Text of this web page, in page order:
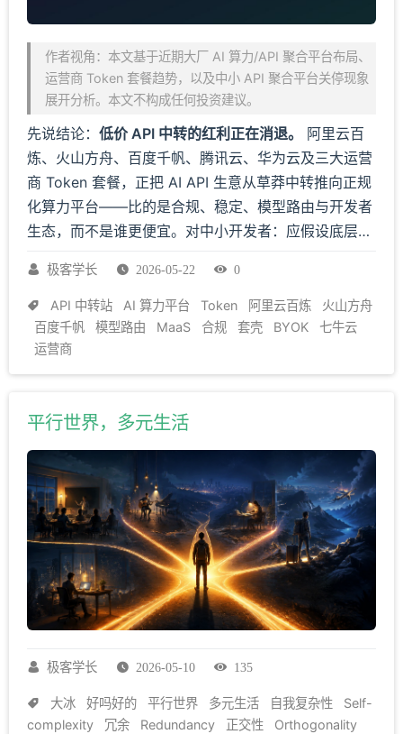
作者视角：本文基于近期大厂 AI 算力/API 聚合平台布局、
运营商 Token 套餐趋势，以及中小 API 聚合平台关停现象
展开分析。本文不构成任何投资建议。
先说结论： 低价 API 中转的红利正在消退。
阿里云百
炼、火山方舟、百度千帆、腾讯云、华为云及三大运营
商 Token 套餐，正把 AI API 生意从草莽中转推向正规
化算力平台——比的是合规、稳定、模型路由与开发者
生态，而不是谁更便宜。对中小开发者：应假设底层成
Token 成本工程；机会没有消失，而是从底层中转转向
上层垂直场景。 API 聚合平台（也常被称为 API 代
理、反代、聚合 API）指：在不直接签约各家模型厂商
的前提下，将多模型调用、计费与风控聚合成单一 API
入口，再转售给开发者或企业的二级聚合服务。
极客学长 2026-05-22 0
API 中转站 AI 算力平台 Token 阿里云百炼
火山方舟
百度千帆
模型路由 MaaS 合规 套壳 BYOK
七牛云
运营商
平行世界，多元生活
极客学长 2026-05-10 135
大冰 好吗好的 平行世界 多元生活 自我复杂性
Self-
complexity
冗余 Redundancy 正交性
Orthogonality